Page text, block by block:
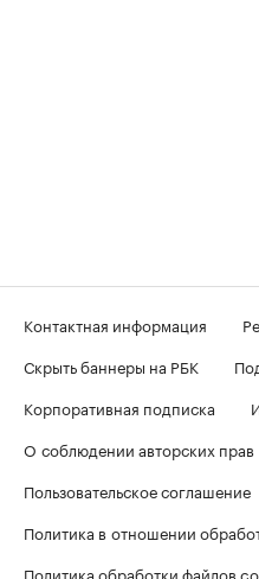
Контактная информация
Скрыть баннеры на РБК
Корпоративная подписка
О соблюдении авторских прав
Пользовательское соглашение
Политика в отношении
Политика обработки файлов